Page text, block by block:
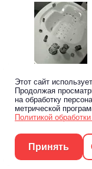
Предыдущее
Вернуться
Этот сайт
Продолжая
на обработку
метрической
Политикой
Принять